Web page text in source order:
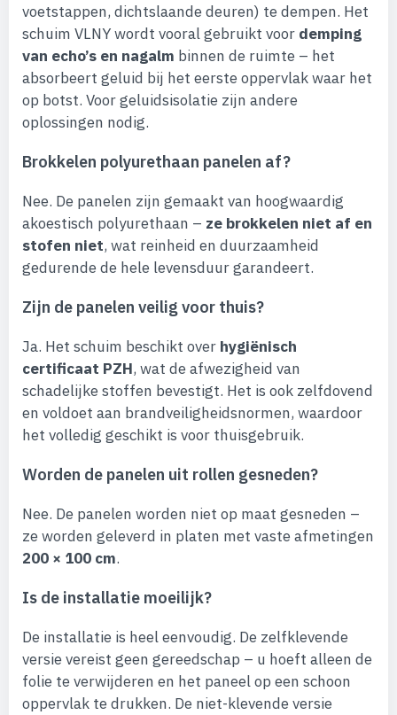
voetstappen, dichtslaande deuren) te dempen. Het
schuim VLNY wordt vooral gebruikt voor demping
van echo’s en nagalm binnen de ruimte – het
absorbeert geluid bij het eerste oppervlak waar het
op botst. Voor geluidsisolatie zijn andere
oplossingen nodig.
Brokkelen polyurethaan panelen af?
Nee. De panelen zijn gemaakt van hoogwaardig
akoestisch polyurethaan – ze brokkelen niet af en
stofen niet, wat reinheid en duurzaamheid
gedurende de hele levensduur garandeert.
Zijn de panelen veilig voor thuis?
Ja. Het schuim beschikt over hygiënisch
certificaat PZH, wat de afwezigheid van
schadelijke stoffen bevestigt. Het is ook zelfdovend
en voldoet aan brandveiligheidsnormen, waardoor
het volledig geschikt is voor thuisgebruik.
Worden de panelen uit rollen gesneden?
Nee. De panelen worden niet op maat gesneden –
ze worden geleverd in platen met vaste afmetingen
200 × 100 cm.
Is de installatie moeilijk?
De installatie is heel eenvoudig. De zelfklevende
versie vereist geen gereedschap – u hoeft alleen de
folie te verwijderen en het paneel op een schoon
oppervlak te drukken. De niet-klevende versie